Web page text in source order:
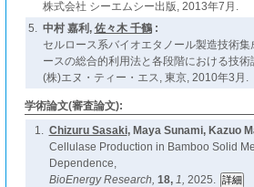
株式会社 シーエムシー出版, 2013年7月.
5. 中村 嘉利, 佐々木 千鶴:
セルロース系バイオエタノール製造技術
ースの総合的利用法と各段階における技術
(株)エヌ・ティー・エス, 東京, 2010年3月.
学術論文(審査論文):
1. Chizuru Sasaki, Maya Sunami, Kazuo
Cellulase Production in Bamboo Solid
Dependence,
BioEnergy Research, 18, 1, 2025.